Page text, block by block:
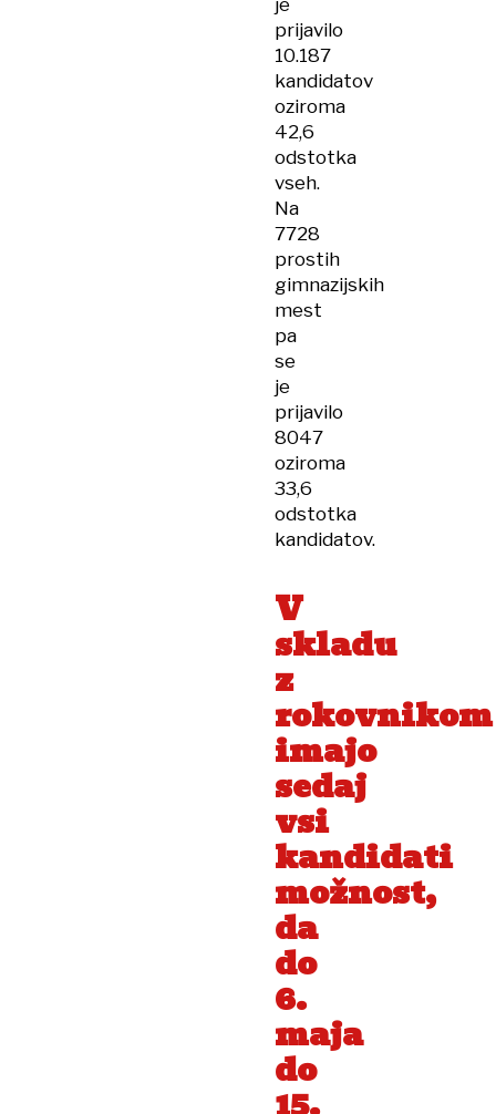
je
prijavilo
10.187
kandidatov
oziroma
42,6
odstotka
vseh.
Na
7728
prostih
gimnazijskih
mest
pa
se
je
prijavilo
8047
oziroma
33,6
odstotka
kandidatov.
V
skladu
z
rokovnikom
imajo
sedaj
vsi
kandidati
možnost,
da
do
6.
maja
do